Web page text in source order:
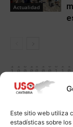
Este sitio web utiliza
estadísticas sobre
Actualidad